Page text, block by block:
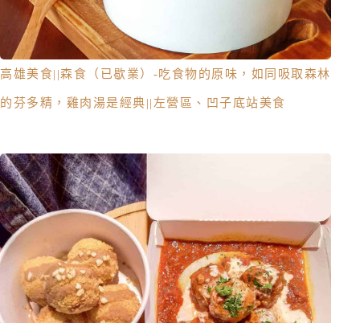
高雄美食||森食（已歇業）-吃食物的原味，如同吸取森林
的芬多精，雞肉湯是經典||左營區、凹子底站美食